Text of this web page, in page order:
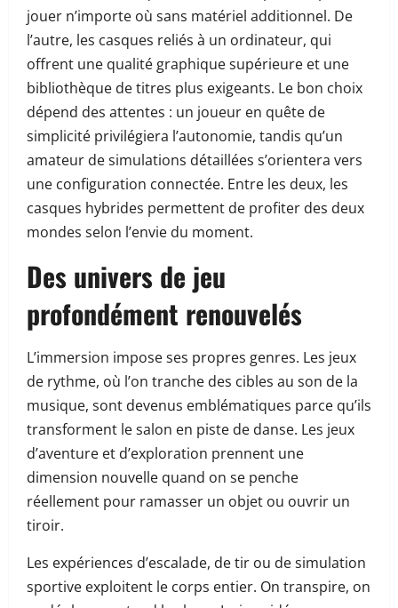
jouer n’importe où sans matériel additionnel. De
l’autre, les casques reliés à un ordinateur, qui
offrent une qualité graphique supérieure et une
bibliothèque de titres plus exigeants. Le bon choix
dépend des attentes : un joueur en quête de
simplicité privilégiera l’autonomie, tandis qu’un
amateur de simulations détaillées s’orientera vers
une configuration connectée. Entre les deux, les
casques hybrides permettent de profiter des deux
mondes selon l’envie du moment.
Des univers de jeu
profondément renouvelés
L’immersion impose ses propres genres. Les jeux
de rythme, où l’on tranche des cibles au son de la
musique, sont devenus emblématiques parce qu’ils
transforment le salon en piste de danse. Les jeux
d’aventure et d’exploration prennent une
dimension nouvelle quand on se penche
réellement pour ramasser un objet ou ouvrir un
tiroir.
Les expériences d’escalade, de tir ou de simulation
sportive exploitent le corps entier. On transpire, on